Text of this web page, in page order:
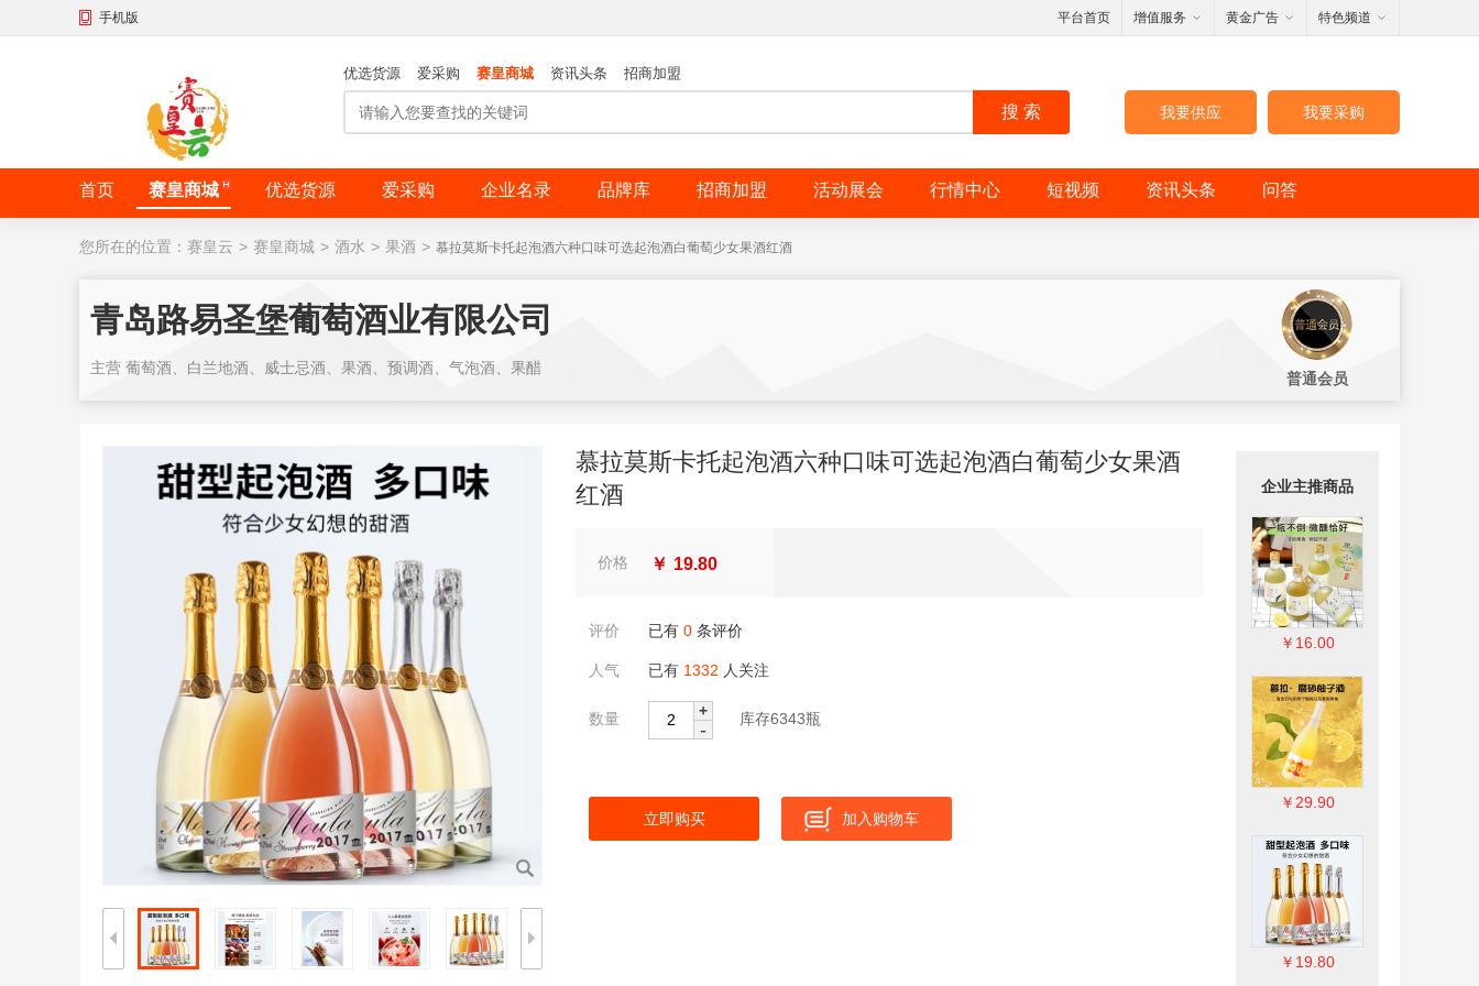
手机版 平台首页 增值服务 黄金广告 特色频道
优选货源 爱采购 赛皇商城 资讯头条 招商加盟
搜 索 我要采购
我要供应
首页 赛皇商城 优选货源 爱采购 企业名录 品牌库 招商加盟 活动展会 行情中心 短视频 资讯头条 问答
您所在的位置： 赛皇云 > 赛皇商城 > 酒水 > 果酒 > 慕拉莫斯卡托起泡酒六种口味可选起泡酒白葡萄少女果酒红酒
青岛路易圣堡葡萄酒业有限公司
主营 葡萄酒、白兰地酒、威士忌酒、果酒、预调酒、气泡酒、果醋
普通会员
慕拉莫斯卡托起泡酒六种口味可选起泡酒白葡萄少女果酒
红酒
价格 ￥ 19.80
评价 已有 0 条评价
人气 已有 1332 人关注
数量 +
- 库存6343瓶
立即购买 加入购物车
企业主推商品
￥16.00
￥29.90
￥19.80